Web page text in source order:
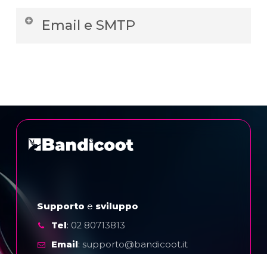
Stato attuale dei nostri piani hosting su
piattaforma linux e windows
Email e SMTP
Supporto e sviluppo
Tel: 02 80713813
Email: supporto@bandicoot.it